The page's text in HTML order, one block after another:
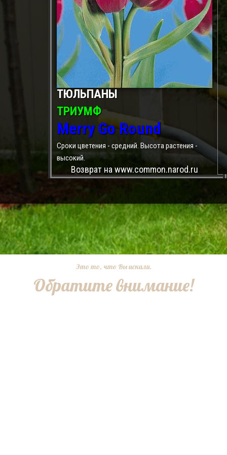
ТЮЛЬПАНЫ
ТРИУМФ
Merry Go Round
Сроки цветения - средний. Высота растения -
высокий.
Возврат на www.common.narod.ru
Это то, что Вы искали.
Обратите внимание!